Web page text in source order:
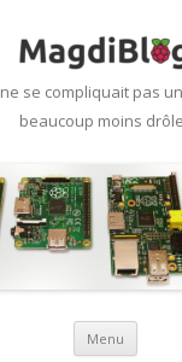
se compliquait pas
beaucoup moins
Menu Aller